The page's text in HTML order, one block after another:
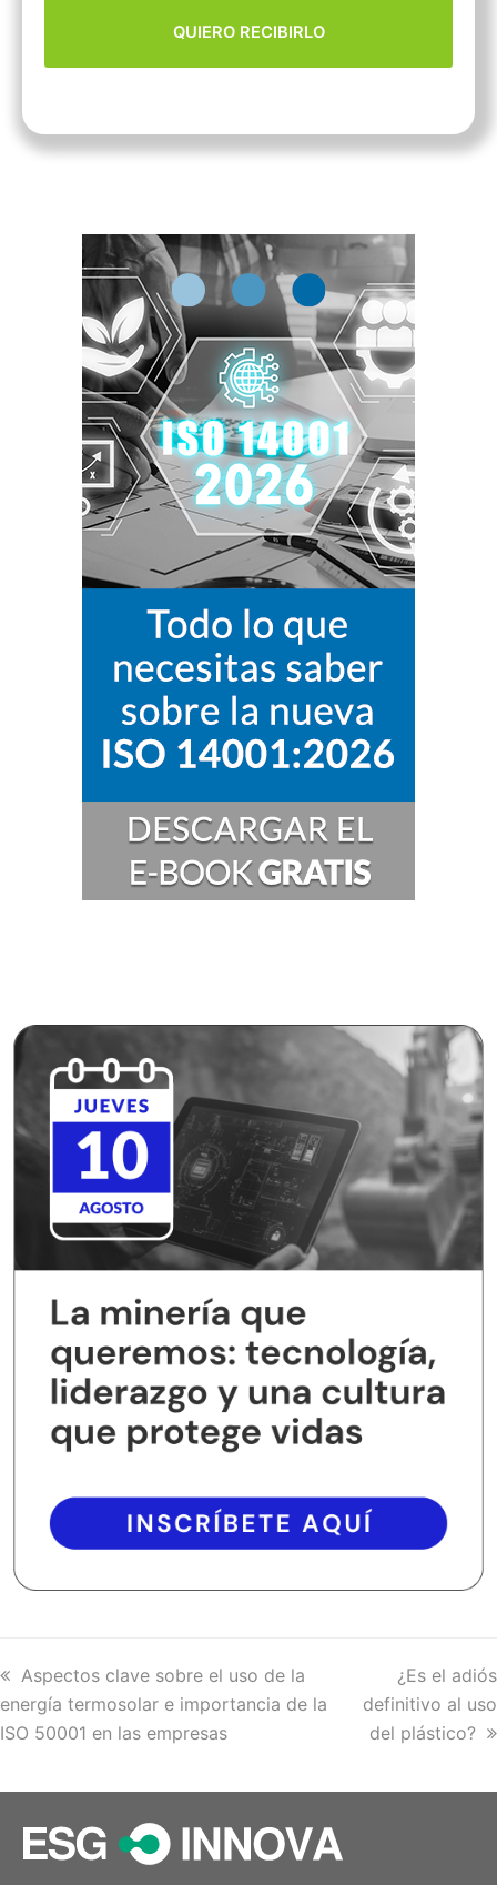
previous
post:
Aspectos clave sobre el uso de la
energía termosolar e importancia de la
ISO 50001 en las empresas
next
post:
¿Es el adiós
definitivo al uso
del plástico?